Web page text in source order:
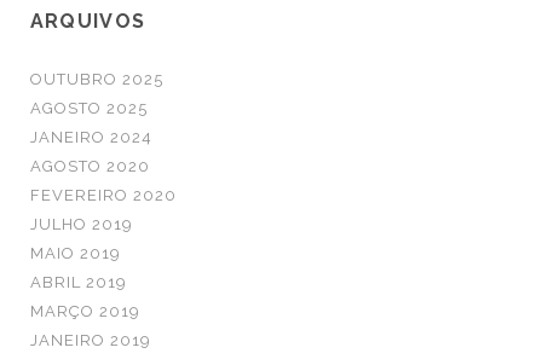
ARQUIVOS
OUTUBRO 2025
AGOSTO 2025
JANEIRO 2024
AGOSTO 2020
FEVEREIRO 2020
JULHO 2019
MAIO 2019
ABRIL 2019
MARÇO 2019
JANEIRO 2019